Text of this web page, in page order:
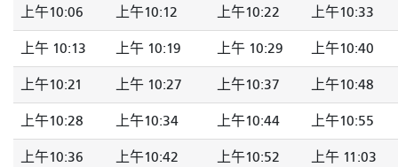
上午10:06 上午10:12 上午10:22 上午10:33
上午 10:13 上午 10:19 上午 10:29 上午10:40
上午10:21 上午 10:27 上午10:37 上午10:48
上午10:28 上午10:34 上午10:44 上午10:55
上午10:36 上午10:42 上午10:52 上午 11:03